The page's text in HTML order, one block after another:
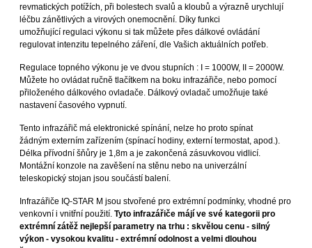
revmatických potížích, při bolestech svalů a kloubů a výrazně urychlují
léčbu zánětlivých a virových onemocnění. Díky funkci
umožňující regulaci výkonu si tak můžete přes dálkové ovládání
regulovat intenzitu tepelného záření, dle Vašich aktuálních potřeb.
Regulace topného výkonu je ve dvou stupních : I = 1000W, II = 2000W.
Můžete ho ovládat ručně tlačítkem na boku infrazářiče, nebo pomocí
přiloženého dálkového ovladače. Dálkový ovladač umožňuje také
nastavení časového vypnutí.
Tento infrazářič má elektronické spínání, nelze ho proto spínat
žádným externím zařízením (spínací hodiny, externí termostat, apod.).
Délka přívodní šňůry je 1,8m a je zakončená zásuvkovou vidlicí.
Montážní konzole na zavěšení na stěnu nebo na univerzální
teleskopický stojan jsou součástí balení.
Infrazářiče IQ-STAR M jsou stvořené pro extrémní podmínky, vhodné pro
venkovní i vnitřní použití. Tyto infrazářiče májí ve své kategorii pro
extrémní zátěž nejlepší parametry na trhu : skvělou cenu - silný
výkon - vysokou kvalitu - extrémní odolnost a velmi dlouhou